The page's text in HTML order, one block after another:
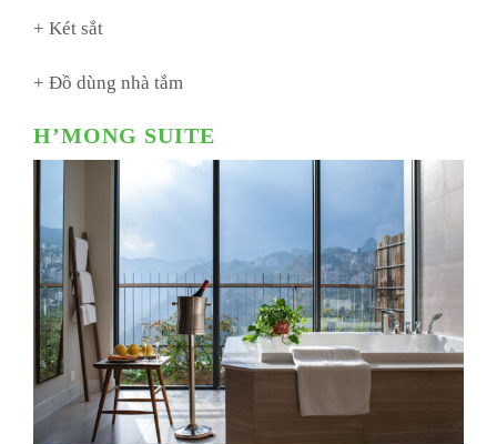
+ Két sắt
+ Đồ dùng nhà tắm
H’MONG SUITE